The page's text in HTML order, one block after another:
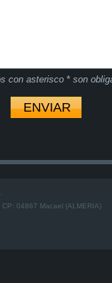
con asterisco *son
04867 Macael (ALMERIA)